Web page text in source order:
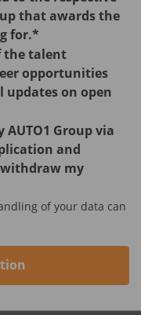
that awards the
for.*
the talent
opportunities
updates on open
Group via
and
my
of your data can